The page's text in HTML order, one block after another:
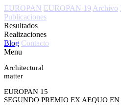
EUROPAN EUROPAN 19 Archivo
Publicaciones
Resultados
Realizaciones
Blog Contacto
Menu
Architectural
matter
EUROPAN 15
SEGUNDO PREMIO EX AEQUO